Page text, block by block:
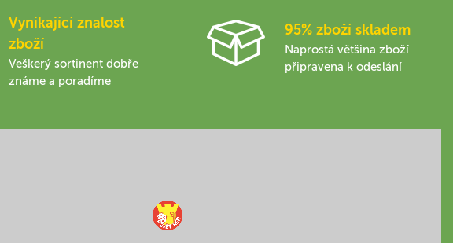
Vynikající znalost
zboží
Veškerý sortinent dobře
známe a poradíme
95% zboží skladem
Naprostá většina zboží
připravena k odeslání